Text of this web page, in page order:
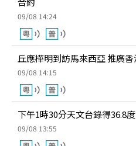
09/08 14:24
丘應樺明到訪馬來西亞 推廣
09/08 14:15
下午1時30分天文台錄得36.8
09/08 13:55